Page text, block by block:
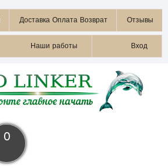
Доставка Оплата Возврат Отзывы
Наши работы Вход
0